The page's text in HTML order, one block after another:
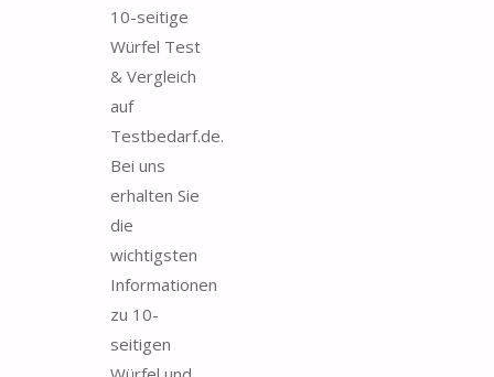
10-seitige
Würfel Test
& Vergleich
auf
Testbedarf.de.
Bei uns
erhalten Sie
die
wichtigsten
Informationen
zu 10-
seitigen